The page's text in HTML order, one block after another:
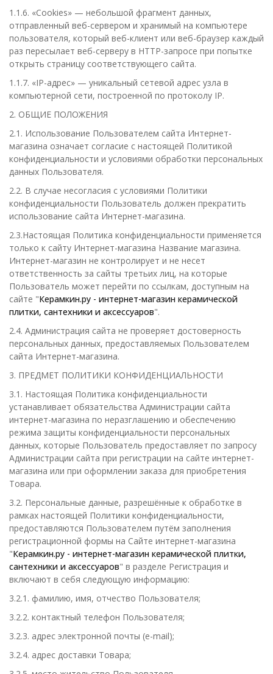
1.1.6. «Cookies» — небольшой фрагмент данных,
отправленный веб-сервером и хранимый на компьютере
пользователя, который веб-клиент или веб-браузер каждый
раз пересылает веб-серверу в HTTP-запросе при попытке
открыть страницу соответствующего сайта.
1.1.7. «IP-адрес» — уникальный сетевой адрес узла в
компьютерной сети, построенной по протоколу IP.
2. ОБЩИЕ ПОЛОЖЕНИЯ
2.1. Использование Пользователем сайта Интернет-
магазина означает согласие с настоящей Политикой
конфиденциальности и условиями обработки персональных
данных Пользователя.
2.2. В случае несогласия с условиями Политики
конфиденциальности Пользователь должен прекратить
использование сайта Интернет-магазина.
2.3.Настоящая Политика конфиденциальности применяется
только к сайту Интернет-магазина Название магазина.
Интернет-магазин не контролирует и не несет
ответственность за сайты третьих лиц, на которые
Пользователь может перейти по ссылкам, доступным на
сайте "Керамкин.ру - интернет-магазин керамической
плитки, сантехники и аксессуаров".
2.4. Администрация сайта не проверяет достоверность
персональных данных, предоставляемых Пользователем
сайта Интернет-магазина.
3. ПРЕДМЕТ ПОЛИТИКИ КОНФИДЕНЦИАЛЬНОСТИ
3.1. Настоящая Политика конфиденциальности
устанавливает обязательства Администрации сайта
интернет-магазина по неразглашению и обеспечению
режима защиты конфиденциальности персональных
данных, которые Пользователь предоставляет по запросу
Администрации сайта при регистрации на сайте интернет-
магазина или при оформлении заказа для приобретения
Товара.
3.2. Персональные данные, разрешённые к обработке в
рамках настоящей Политики конфиденциальности,
предоставляются Пользователем путём заполнения
регистрационной формы на Сайте интернет-магазина
"Керамкин.ру - интернет-магазин керамической плитки,
сантехники и аксессуаров" в разделе Регистрация и
включают в себя следующую информацию:
3.2.1. фамилию, имя, отчество Пользователя;
3.2.2. контактный телефон Пользователя;
3.2.3. адрес электронной почты (e-mail);
3.2.4. адрес доставки Товара;